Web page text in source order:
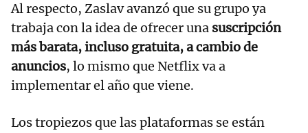
Al respecto, Zaslav avanzó que su grupo ya
trabaja con la idea de ofrecer una suscripción
más barata, incluso gratuita, a cambio de
anuncios, lo mismo que Netflix va a
implementar el año que viene.
Los tropiezos que las plataformas se están